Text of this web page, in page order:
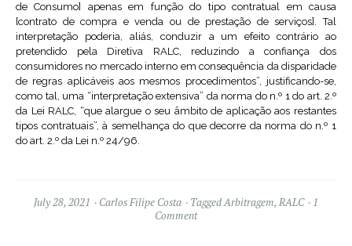
de Consumo] apenas em função do tipo contratual em causa
[contrato de compra e venda ou de prestação de serviços]. Tal
interpretação poderia, aliás, conduzir a um efeito contrário ao
pretendido pela Diretiva RALC, reduzindo a confiança dos
consumidores no mercado interno em consequência da disparidade
de regras aplicáveis aos mesmos procedimentos”, justificando-se,
como tal, uma “interpretação extensiva” da norma do n.º 1 do art. 2.º
da Lei RALC, “que alargue o seu âmbito de aplicação aos restantes
tipos contratuais”, à semelhança do que decorre da norma do n.º 1
do art. 2.º da Lei n.º 24/96.
July 28, 2021 Carlos Filipe Costa TaggedArbitragem, RALC
1
Comment